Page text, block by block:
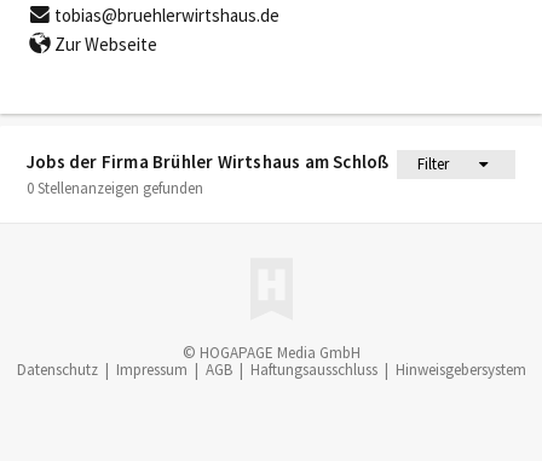
Jobs der Firma Brühler Wirtshaus am Schloß
Filter
0 Stellenanzeigen gefunden
tobias@bruehlerwirtshaus.de
Zur Webseite
© HOGAPAGE Media GmbH
Datenschutz | Impressum | AGB | Haftungsausschluss | Hinweisgebersystem